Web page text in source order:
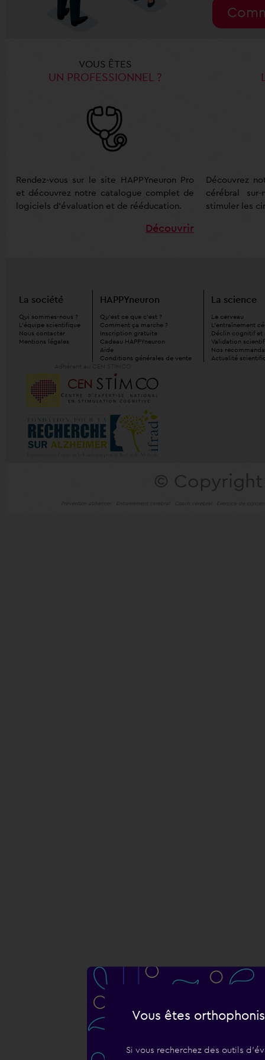
Vous êtes
Si vous recherchez des outils
VOUS ÊTES
UN PROFESSIONNEL ?
Rendez-vous sur le site HAPPYneuron Pro
et découvrez notre catalogue complet de
logiciels d'évaluation et de rééducation.
Découvrir
Découvrez
cérébral
stimuler les
La société
Qui sommes-nous ?
L'équipe scientifique
Nous contacter
Mentions légales
HAPPYneuron
Qu'est ce que c'est ?
Comment ça marche ?
Inscription gratuite
Cadeau HAPPYneuron
Aide
Conditions générales de vente
La science
Le cerveau
L'entraînement
Déclin cognitif et
Validation
Nos
Actualité
© Copyright